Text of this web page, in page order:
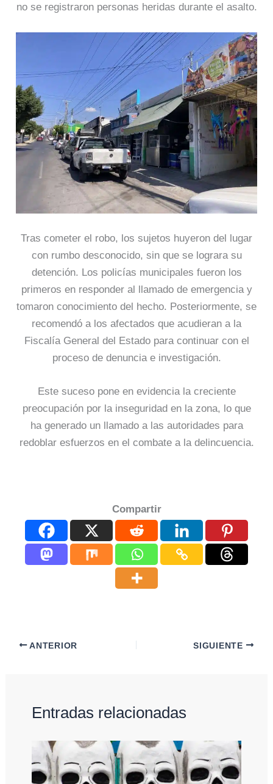
no se registraron personas heridas durante el asalto.
Tras cometer el robo, los sujetos huyeron del lugar
con rumbo desconocido, sin que se lograra su
detención. Los policías municipales fueron los
primeros en responder al llamado de emergencia y
tomaron conocimiento del hecho. Posteriormente, se
recomendó a los afectados que acudieran a la
Fiscalía General del Estado para continuar con el
proceso de denuncia e investigación.
Este suceso pone en evidencia la creciente
preocupación por la inseguridad en la zona, lo que
ha generado un llamado a las autoridades para
redoblar esfuerzos en el combate a la delincuencia.
Compartir
ANTERIOR SIGUIENTE
Entradas relacionadas